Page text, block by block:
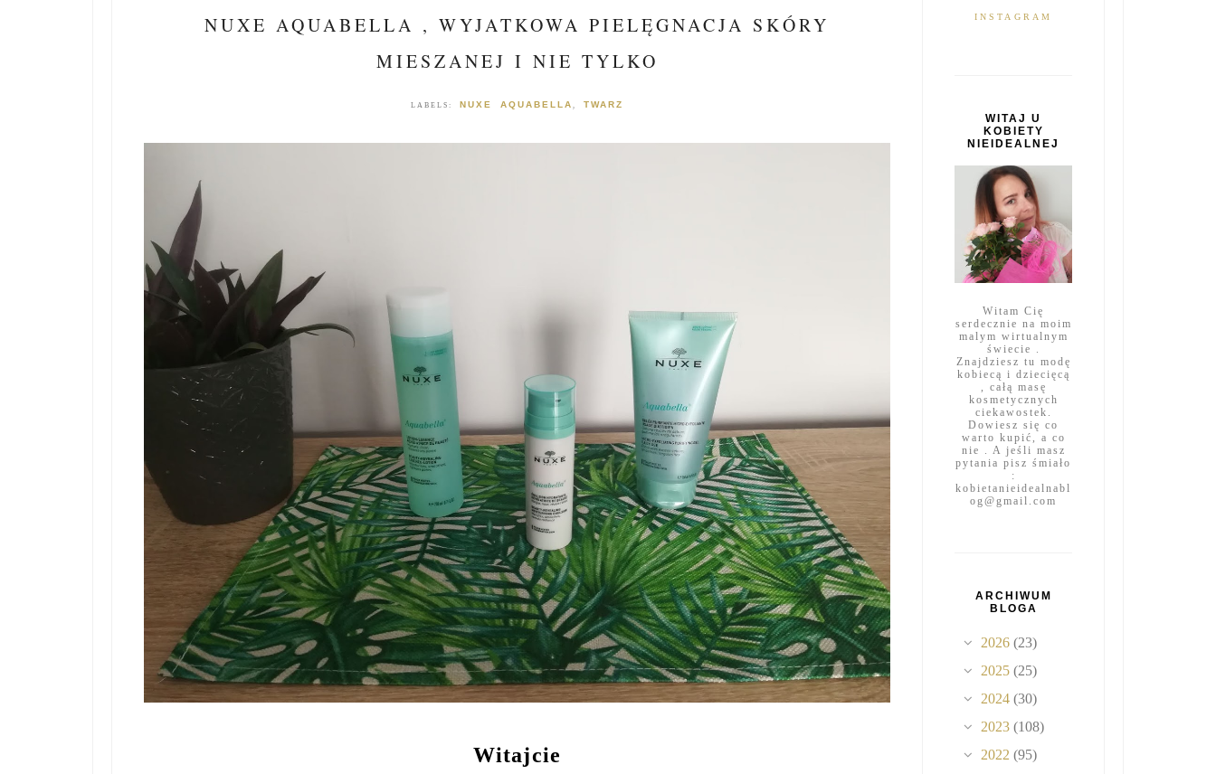
NUXE AQUABELLA , WYJATKOWA PIELĘGNACJA SKÓRY
MIESZANEJ I NIE TYLKO
LABELS: NUXE AQUABELLA , TWARZ
Witajcie
INSTAGRAM
WITAJ U
KOBIETY
NIEIDEALNEJ
Witam Cię
serdecznie na moim
malym wirtualnym
świecie .
Znajdziesz tu modę
kobiecą i dziecięcą
, całą masę
kosmetycznych
ciekawostek.
Dowiesz się co
warto kupić, a co
nie . A jeśli masz
pytania pisz śmiało
:
kobietanieidealnabl
og@gmail.com
ARCHIWUM
BLOGA
2026 (23)
2025 (25)
2024 (30)
2023 (108)
2022 (95)